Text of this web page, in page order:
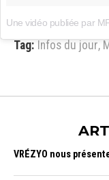
Une vidéo publiée par
Tag: Infos du jour,
VRÉZYO nous présente